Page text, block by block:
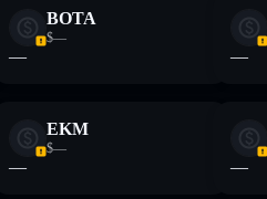
BOTA
$—
— —
EKM
$—
— —